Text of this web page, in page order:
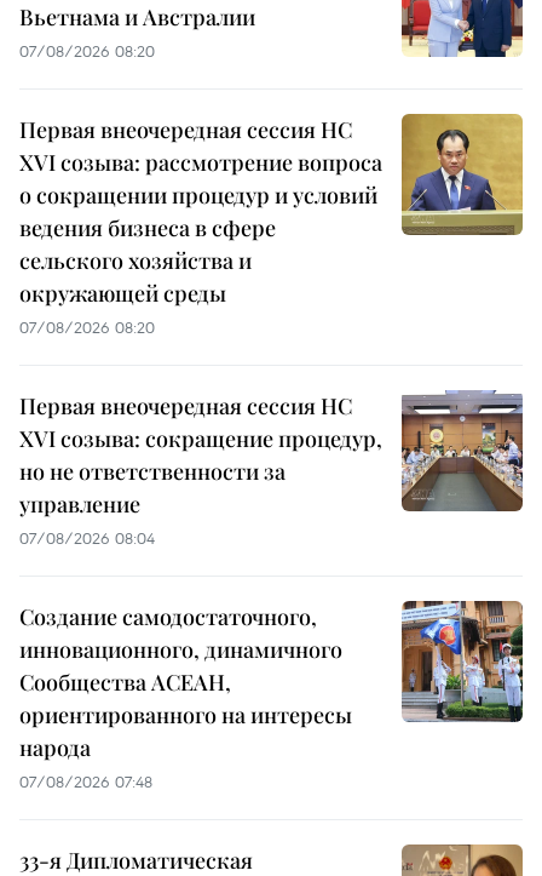
Вьетнама и Австралии
07/08/2026 08:20
Первая внеочередная сессия НС
XVI созыва: рассмотрение вопроса
о сокращении процедур и условий
ведения бизнеса в сфере
сельского хозяйства и
окружающей среды
07/08/2026 08:20
Первая внеочередная сессия НС
XVI созыва: сокращение процедур,
но не ответственности за
управление
07/08/2026 08:04
Создание самодостаточного,
инновационного, динамичного
Сообщества АСЕАН,
ориентированного на интересы
народа
07/08/2026 07:48
33-я Дипломатическая